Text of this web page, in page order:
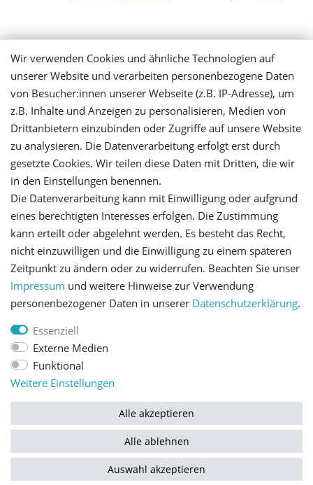
Mein Konto
Login
Registrieren
Versandinformationen
Let's stay connected
Impressum Daten­schutz­erklärung AGB
Barrierefreiheitserklärung
Vertrag widerrufen Kontakt
© Copyright 2026 | Alle Rechte vorbehalten.
Wir verwenden Cookies und ähnliche Technologien auf
unserer Website und verarbeiten personenbezogene Daten
von Besucher:innen unserer Webseite (z.B. IP-Adresse), um
z.B. Inhalte und Anzeigen zu personalisieren, Medien von
Drittanbietern einzubinden oder Zugriffe auf unsere Website
zu analysieren. Die Datenverarbeitung erfolgt erst durch
gesetzte Cookies. Wir teilen diese Daten mit Dritten, die wir
in den Einstellungen benennen.
Die Datenverarbeitung kann mit Einwilligung oder aufgrund
eines berechtigten Interesses erfolgen. Die Zustimmung
kann erteilt oder abgelehnt werden. Es besteht das Recht,
nicht einzuwilligen und die Einwilligung zu einem späteren
Zeitpunkt zu ändern oder zu widerrufen. Beachten Sie unser
Impressum und weitere Hinweise zur Verwendung
personenbezogener Daten in unserer Daten­schutz­erklärung.
Essenziell
Externe Medien
Funktional
Weitere Einstellungen
Alle akzeptieren
Alle ablehnen
Auswahl akzeptieren